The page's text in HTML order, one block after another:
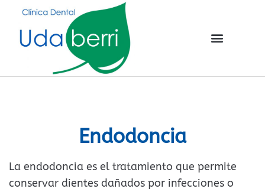
Endodoncia
La endodoncia es el tratamiento que permite
conservar dientes dañados por infecciones o